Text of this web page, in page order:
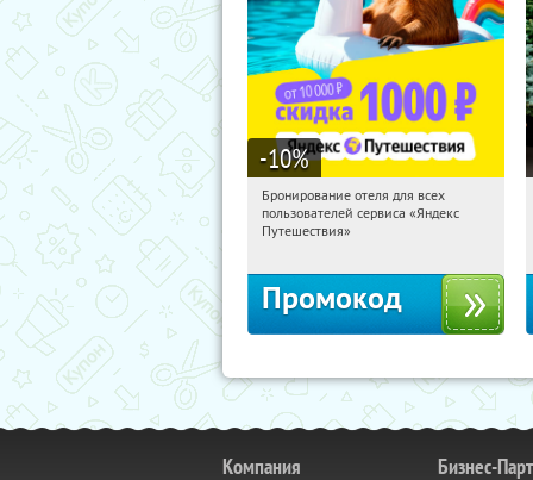
-10%
17:17:44 Получили:
Россия
Бронирование отеля для всех
пользователей сервиса «Яндекс
Путешествия»
Промокод
Компания Бизнес-